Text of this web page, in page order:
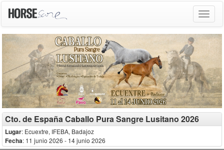
Toggle
Cto. de España Caballo Pura Sangre Lusitano 2026
Lugar: Ecuextre, IFEBA, Badajoz
Fecha: 11 junio 2026 - 14 junio 2026